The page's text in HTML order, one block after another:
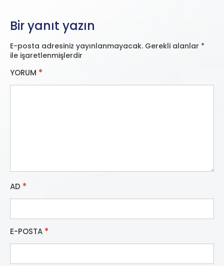
Bir yanıt yazın
E-posta adresiniz yayınlanmayacak. Gerekli alanlar *
ile işaretlenmişlerdir
YORUM *
AD *
E-POSTA *